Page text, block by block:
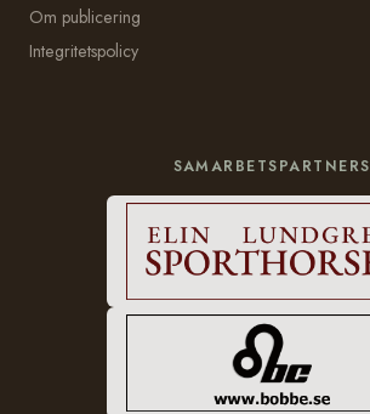
Om publicering
Integritetspolicy
SAMARBETSPARTNERS